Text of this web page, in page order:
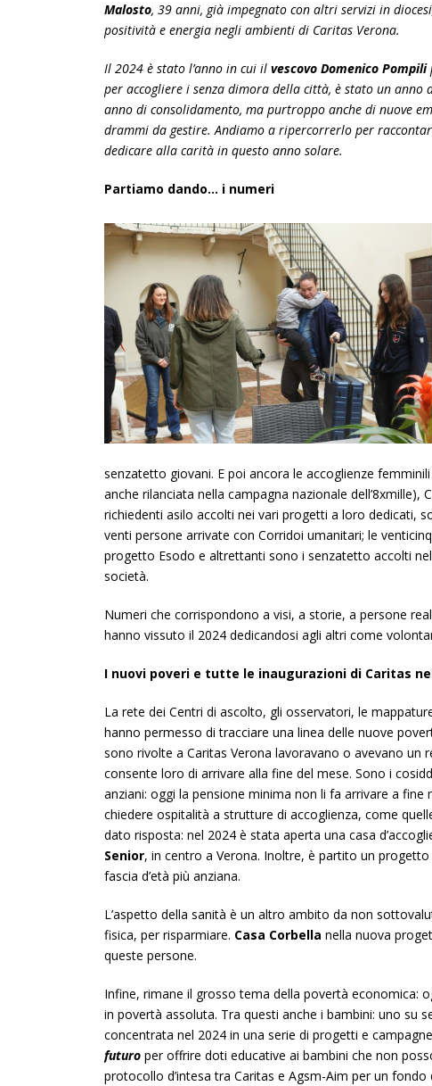
Malosto, 39 anni, già impegnato con altri servizi in
positività e energia negli ambienti di Caritas Verona.
Il 2024 è stato l’anno in cui il vescovo Domenico Pompili
per accogliere i senza dimora della città, è stato un
anno di consolidamento, ma purtroppo anche di nuove
drammi da gestire. Andiamo a ripercorrerlo per
dedicare alla carità in questo anno solare.
Partiamo dando… i numeri
senzatetto giovani. E poi ancora le accoglienze femminili
anche rilanciata nella campagna nazionale
richiedenti asilo accolti nei vari progetti a loro dedicati,
venti persone arrivate con Corridoi umanitari; le
progetto Esodo e altrettanti sono i senzatetto accolti
società.
Numeri che corrispondono a visi, a storie, a persone
hanno vissuto il 2024 dedicandosi agli altri come
I nuovi poveri e tutte le inaugurazioni di Caritas
La rete dei Centri di ascolto, gli osservatori, le
hanno permesso di tracciare una linea delle nuove
sono rivolte a Caritas Verona lavoravano o avevano un
consente loro di arrivare alla fine del mese. Sono i
anziani: oggi la pensione minima non li fa arrivare a
chiedere ospitalità a strutture di accoglienza, come
dato risposta: nel 2024 è stata aperta una casa
Senior, in centro a Verona. Inoltre, è partito un progetto
fascia d’età più anziana.
L’aspetto della sanità è un altro ambito da non
fisica, per risparmiare. Casa Corbella nella nuova
queste persone.
Infine, rimane il grosso tema della povertà economica:
in povertà assoluta. Tra questi anche i bambini: uno su
concentrata nel 2024 in una serie di progetti e
futuro per offrire doti educative ai bambini che non
protocollo d’intesa tra Caritas e Agsm-Aim per un